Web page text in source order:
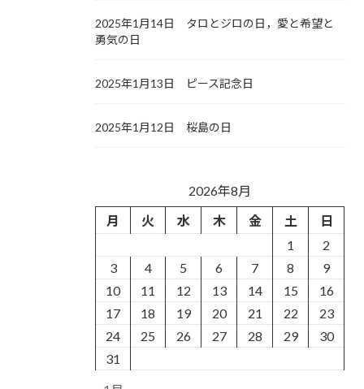
2025年1月14日 タロとジロの日，愛と希望と
勇気の日
2025年1月13日 ピース記念日
2025年1月12日 桜島の日
2026年8月
月
火 水 木 金 土
日
1
2
3
4 5 6 7 8
9
10
11 12 13 14 15
16
17
18 19 20 21 22
23
24
25 26 27 28 29
30
31